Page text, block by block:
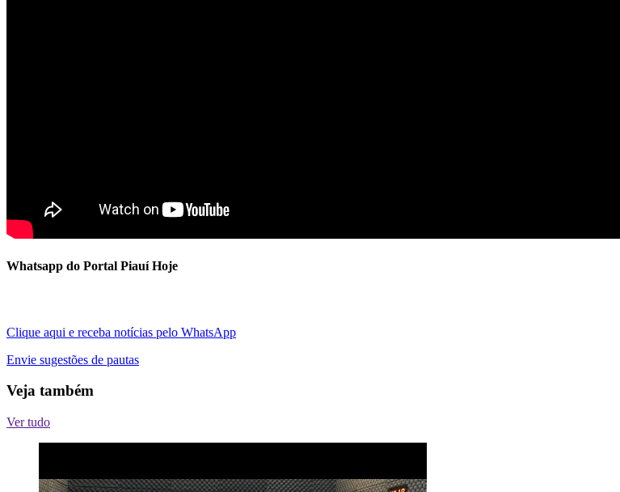
Whatsapp do Portal Piauí Hoje
Clique aqui e receba notícias pelo WhatsApp
Envie sugestões de pautas
Veja também
Ver tudo